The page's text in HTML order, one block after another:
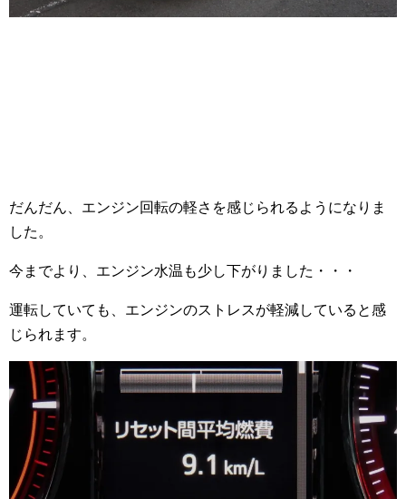
だんだん、エンジン回転の軽さを感じられるようになりま
した。
今までより、エンジン水温も少し下がりました・・・
運転していても、エンジンのストレスが軽減していると感
じられます。